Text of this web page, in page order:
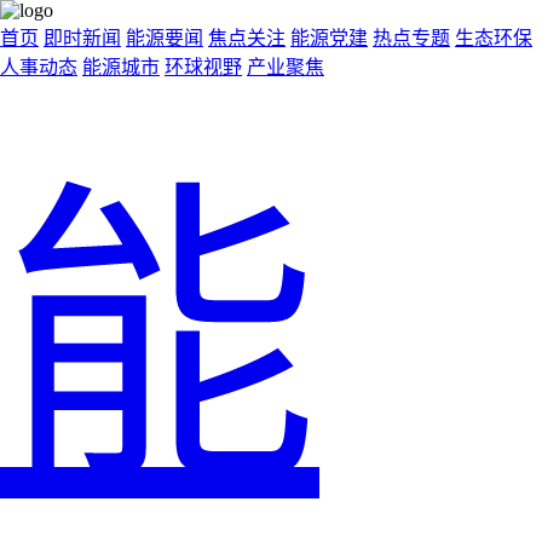
首页 即时新闻 能源要闻 焦点关注 能源党建 热点专题 生态环保
人事动态 能源城市 环球视野 产业聚焦
能